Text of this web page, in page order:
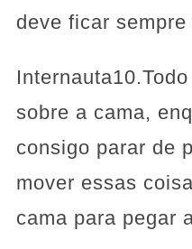
deve ficar
sobre a cama,
consigo parar de
mover essas
cama para pegar